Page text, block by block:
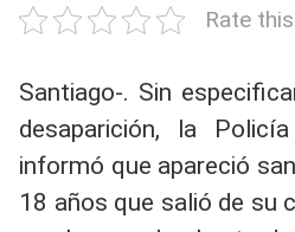
Rate
Santiago-. Sin
desaparición, la
informó que apareció
18 años que salió de su